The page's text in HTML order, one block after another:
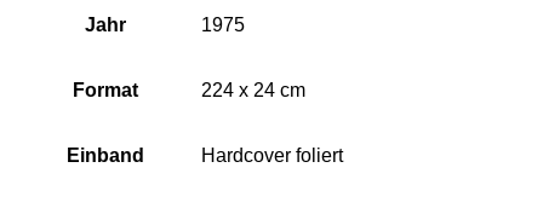
Jahr 1975
Format 224 x 24 cm
Einband Hardcover foliert